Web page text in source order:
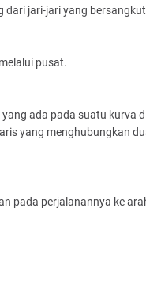
dari jari-jari yang
pusat.
ada pada suatu kurva
yang menghubungkan
pada perjalanannya ke